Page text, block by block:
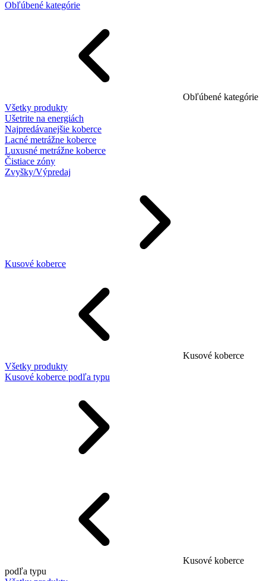
Obľúbené kategórie
Obľúbené kategórie
Všetky produkty
Ušetrite na energiách
Najpredávanejšie koberce
Lacné metrážne koberce
Luxusné metrážne koberce
Čistiace zóny
Zvyšky/Výpredaj
Kusové koberce
Kusové koberce
Všetky produkty
Kusové koberce podľa typu
Kusové koberce
podľa typu